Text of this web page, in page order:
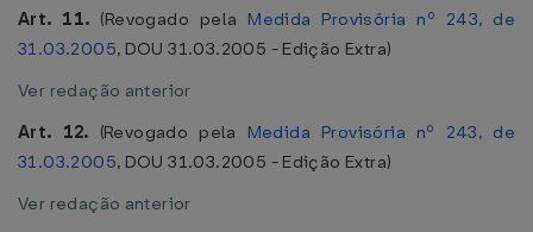
Art. 11. (Revogado pela Medida Provisória nº 243, de
31.03.2005, DOU 31.03.2005 - Edição Extra)
Ver redação anterior
Art. 12. (Revogado pela Medida Provisória nº 243, de
31.03.2005, DOU 31.03.2005 - Edição Extra)
Ver redação anterior